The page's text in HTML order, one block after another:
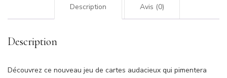
NIVEAU
Description Avis (0)
Description
Découvrez ce nouveau jeu de cartes audacieux qui pimentera